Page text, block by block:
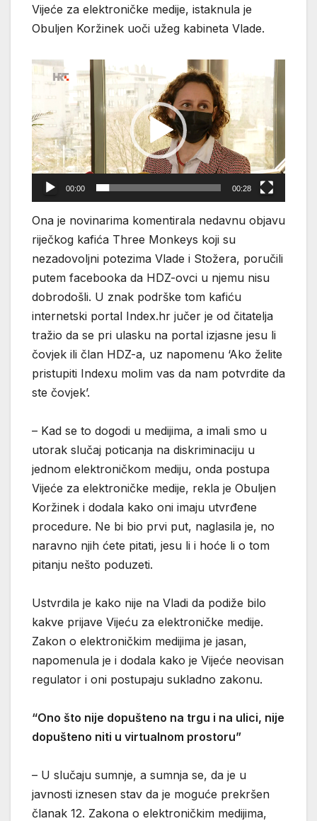
Vijeće za elektroničke medije, istaknula je
Obuljen Koržinek uoči užeg kabineta Vlade.
Reproduktor
videozapisa
00:00 00:28
Ona je novinarima komentirala nedavnu objavu
riječkog kafića Three Monkeys koji su
nezadovoljni potezima Vlade i Stožera, poručili
putem facebooka da HDZ-ovci u njemu nisu
dobrodošli. U znak podrške tom kafiću
internetski portal Index.hr jučer je od čitatelja
tražio da se pri ulasku na portal izjasne jesu li
čovjek ili član HDZ-a, uz napomenu ‘Ako želite
pristupiti Indexu molim vas da nam potvrdite da
ste čovjek’.
– Kad se to dogodi u medijima, a imali smo u
utorak slučaj poticanja na diskriminaciju u
jednom elektroničkom mediju, onda postupa
Vijeće za elektroničke medije, rekla je Obuljen
Koržinek i dodala kako oni imaju utvrđene
procedure. Ne bi bio prvi put, naglasila je, no
naravno njih ćete pitati, jesu li i hoće li o tom
pitanju nešto poduzeti.
Ustvrdila je kako nije na Vladi da podiže bilo
kakve prijave Vijeću za elektroničke medije.
Zakon o elektroničkim medijima je jasan,
napomenula je i dodala kako je Vijeće neovisan
regulator i oni postupaju sukladno zakonu.
“Ono što nije dopušteno na trgu i na ulici, nije
dopušteno niti u virtualnom prostoru”
– U slučaju sumnje, a sumnja se, da je u
javnosti iznesen stav da je moguće prekršen
članak 12. Zakona o elektroničkim medijima,